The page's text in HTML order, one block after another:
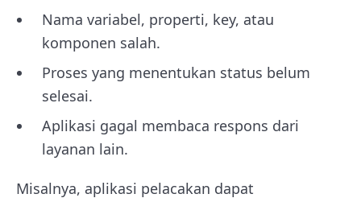
Nama variabel, properti, key, atau
komponen salah.
Proses yang menentukan status belum
selesai.
Aplikasi gagal membaca respons dari
layanan lain.
Misalnya, aplikasi pelacakan dapat